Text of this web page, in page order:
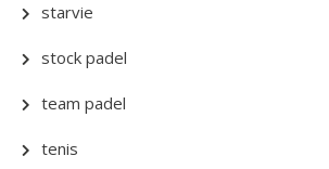
starvie
stock padel
team padel
tenis